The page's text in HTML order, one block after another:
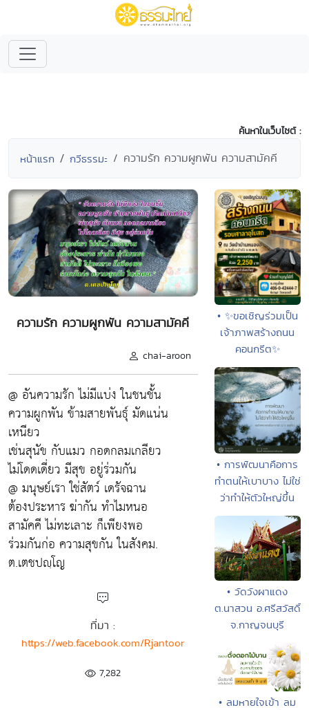
ค้นหาในเว็บไซต์ :
หน้าแรก กวีธรรมะ ความรัก ความผูกพัน ความสามัคคี
ความรัก ความผูกพัน ความสามัคคี
chai-aroon
@ อันความรัก ไม่มีแบ่ง ในชนชั้น
ความผูกพัน ข้ามสายพันธ์ุ มัดแน่น
เหนียว
เช่นสุนัข กับแมว กอดกลมเกลียว
ไม่โดดเดี่ยว มีสุข อยู่ร่วมกัน
@ มนุษย์เรา ใช่สัตว์ เดรัจฉาน
ต้องประหาร ฆ่ากัน ทำไมหนอ
สามัคคี ไม่ทะเลาะ ก็เพียงพอ
ร่วมกันก่อ ความสุขกัน ในสังคม.
ต.เตชปญฺโญ
ที่มา :
https://web.facebook.com/Rjantoor
7,282
• ✨ขอเชิญร่วมเป็น
เจ้าภาพสร้างถนน
คอนกรีต✨
• การพัฒนาคือการ
ทำตนให้เบาบาง ไม่ใช่
ว่าทำให้ตัวใหญ่ขึ้น
• วัดวังผาแดง
ต.นาสวน อ.ศรีสวัสดิ์
จ.กาญจนบุรี
• ลมหายใจเข้า ลม